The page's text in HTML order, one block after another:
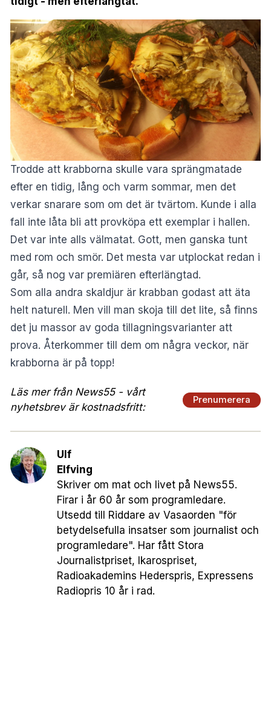
Trodde att krabborna skulle vara sprängmatade
efter en tidig, lång och varm sommar, men det
verkar snarare som om det är tvärtom. Kunde i alla
fall inte låta bli att provköpa ett exemplar i hallen.
Det var inte alls välmatat. Gott, men ganska tunt
med rom och smör. Det mesta var utplockat redan i
går, så nog var premiären efterlängtad.
Som alla andra skaldjur är krabban godast att äta
helt naturell. Men vill man skoja till det lite, så finns
det ju massor av goda tillagningsvarianter att
prova. Återkommer till dem om några veckor, när
krabborna är på topp!
Läs mer från News55 - vårt
nyhetsbrev är kostnadsfritt:
Prenumerera
Ulf
Elfving
Skriver om mat och livet på News55.
Firar i år 60 år som programledare.
Utsedd till Riddare av Vasaorden "för
betydelsefulla insatser som journalist och
programledare". Har fått Stora
Journalistpriset, Ikarospriset,
Radioakademins Hederspris, Expressens
Radiopris 10 år i rad.